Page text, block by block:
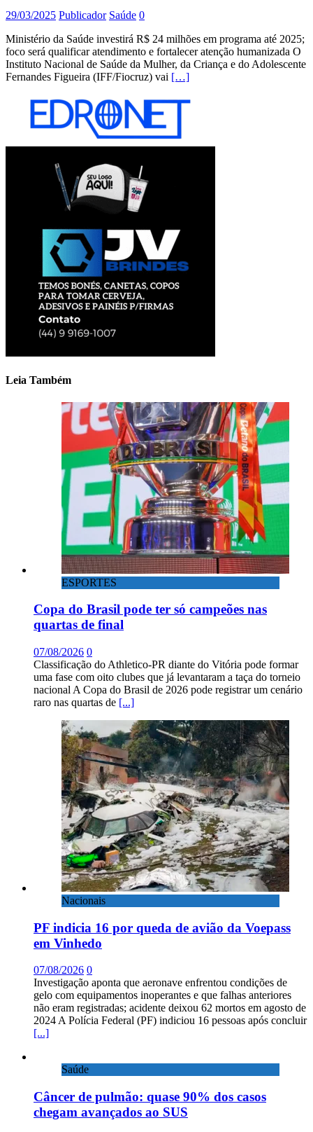
29/03/2025 Publicador Saúde 0
Ministério da Saúde investirá R$ 24 milhões em programa até 2025;
foco será qualificar atendimento e fortalecer atenção humanizada O
Instituto Nacional de Saúde da Mulher, da Criança e do Adolescente
Fernandes Figueira (IFF/Fiocruz) vai […]
Leia Também
ESPORTES
Copa do Brasil pode ter só campeões nas
quartas de final
07/08/2026 0
Classificação do Athletico-PR diante do Vitória pode formar
uma fase com oito clubes que já levantaram a taça do torneio
nacional A Copa do Brasil de 2026 pode registrar um cenário
raro nas quartas de [...]
Nacionais
PF indicia 16 por queda de avião da Voepass
em Vinhedo
07/08/2026 0
Investigação aponta que aeronave enfrentou condições de
gelo com equipamentos inoperantes e que falhas anteriores
não eram registradas; acidente deixou 62 mortos em agosto de
2024 A Polícia Federal (PF) indiciou 16 pessoas após concluir
[...]
Saúde
Câncer de pulmão: quase 90% dos casos
chegam avançados ao SUS